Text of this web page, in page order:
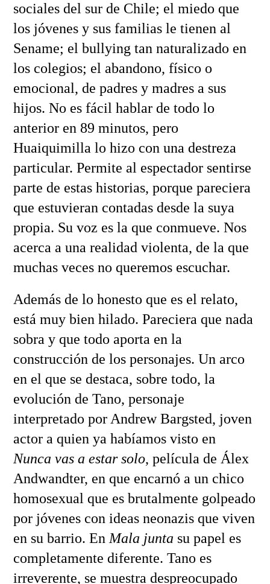
sociales del sur de Chile; el miedo que
los jóvenes y sus familias le tienen al
Sename; el bullying tan naturalizado en
los colegios; el abandono, físico o
emocional, de padres y madres a sus
hijos. No es fácil hablar de todo lo
anterior en 89 minutos, pero
Huaiquimilla lo hizo con una destreza
particular. Permite al espectador sentirse
parte de estas historias, porque pareciera
que estuvieran contadas desde la suya
propia. Su voz es la que conmueve. Nos
acerca a una realidad violenta, de la que
muchas veces no queremos escuchar.
Además de lo honesto que es el relato,
está muy bien hilado. Pareciera que nada
sobra y que todo aporta en la
construcción de los personajes. Un arco
en el que se destaca, sobre todo, la
evolución de Tano, personaje
interpretado por Andrew Bargsted, joven
actor a quien ya habíamos visto en
Nunca vas a estar solo, película de Álex
Andwandter, en que encarnó a un chico
homosexual que es brutalmente golpeado
por jóvenes con ideas neonazis que viven
en su barrio. En Mala junta su papel es
completamente diferente. Tano es
irreverente, se muestra despreocupado